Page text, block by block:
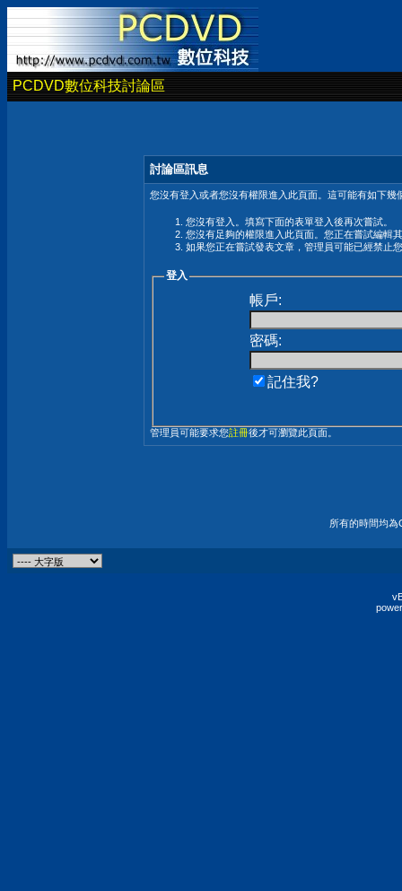
PCDVD數位科技討論區
討論區訊息
您沒有登入或者您沒有權限進入此頁面。這可能有如下幾
您沒有登入。填寫下面的表單登入後再次嘗試。
您沒有足夠的權限進入此頁面。您正在嘗試編輯
如果您正在嘗試發表文章，管理員可能已經禁止
登入
帳戶:
密碼:
記住我?
管理員可能要求您註冊後才可瀏覽此頁面。
所有的時間均為